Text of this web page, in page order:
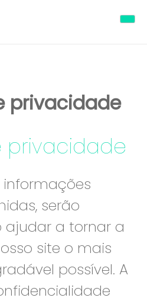
no Porto e tem
privacidade
privacidade
informações
serão
ajudar a tornar a
site o mais
possível. A